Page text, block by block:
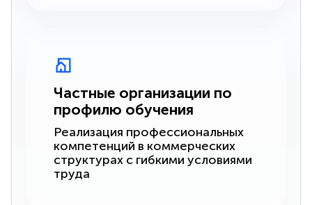
Частные организации по
профилю обучения
Реализация профессиональных
компетенций в коммерческих
структурах с гибкими условиями
труда